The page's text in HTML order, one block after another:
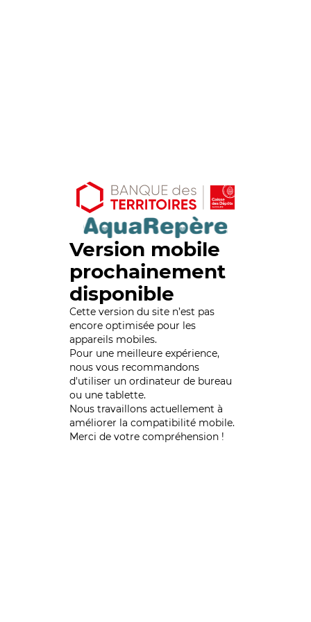
Version mobile
prochainement
disponible
Cette version du site n’est pas
encore optimisée pour les
appareils mobiles.
Pour une meilleure expérience,
nous vous recommandons
d'utiliser un ordinateur de bureau
ou une tablette.
Nous travaillons actuellement à
améliorer la compatibilité mobile.
Merci de votre compréhension !